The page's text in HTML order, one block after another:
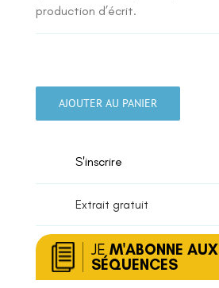
production d’écrit.
AJOUTER AU PANIER
S'inscrire
Extrait gratuit
JE M'ABONNE AUX
SÉQUENCES